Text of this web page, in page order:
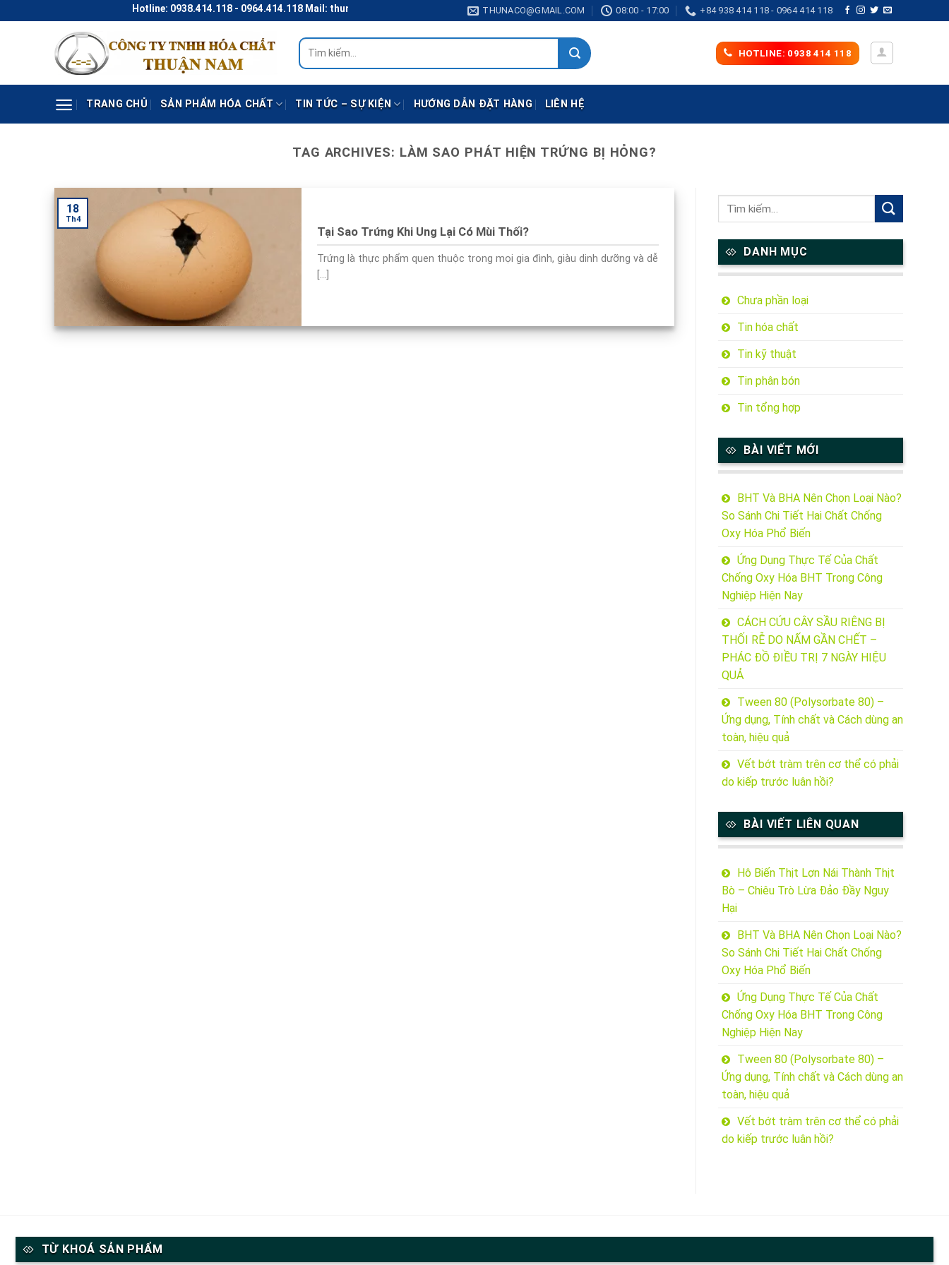
to
Hotline: 0938.414.118 - 0964.414.118 Mail: thunaco@gmail.com THUNACO@GMAIL.COM 08:00 - 17:00 +84 938 414 118 - 0964 414 118
Tìm
kiếm:
HOTLINE: 0938 414 118
TRANG CHỦ SẢN PHẨM HÓA CHẤT TIN TỨC – SỰ KIỆN HƯỚNG DẪN ĐẶT HÀNG LIÊN HỆ
TAG ARCHIVES: LÀM SAO PHÁT HIỆN TRỨNG BỊ HỎNG?
Tại Sao Trứng Khi Ung Lại Có Mùi Thối?
Trứng là thực phẩm quen thuộc trong mọi gia đình, giàu dinh dưỡng và dễ
[...]
18
Th4
DANH MỤC
Chưa phần loại
Tin hóa chất
Tin kỹ thuật
Tin phân bón
Tin tổng hợp
BÀI VIẾT MỚI
BHT Và BHA Nên Chọn Loại Nào?
So Sánh Chi Tiết Hai Chất Chống
Oxy Hóa Phổ Biến
Ứng Dụng Thực Tế Của Chất
Chống Oxy Hóa BHT Trong Công
Nghiệp Hiện Nay
CÁCH CỨU CÂY SẦU RIÊNG BỊ
THỐI RỄ DO NẤM GẦN CHẾT –
PHÁC ĐỒ ĐIỀU TRỊ 7 NGÀY HIỆU
QUẢ
Tween 80 (Polysorbate 80) –
Ứng dụng, Tính chất và Cách dùng an
toàn, hiệu quả
Vết bớt tràm trên cơ thể có phải
do kiếp trước luân hồi?
BÀI VIẾT LIÊN QUAN
Hô Biến Thịt Lợn Nái Thành Thịt
Bò – Chiêu Trò Lừa Đảo Đầy Nguy
Hại
BHT Và BHA Nên Chọn Loại Nào?
So Sánh Chi Tiết Hai Chất Chống
Oxy Hóa Phổ Biến
Ứng Dụng Thực Tế Của Chất
Chống Oxy Hóa BHT Trong Công
Nghiệp Hiện Nay
Tween 80 (Polysorbate 80) –
Ứng dụng, Tính chất và Cách dùng an
toàn, hiệu quả
Vết bớt tràm trên cơ thể có phải
do kiếp trước luân hồi?
TỪ KHOÁ SẢN PHẨM